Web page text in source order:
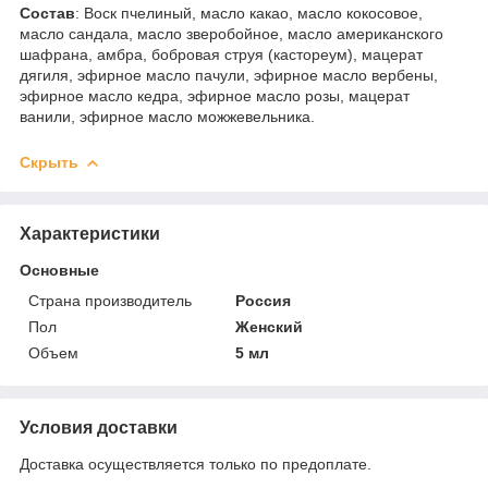
Состав: Воск пчелиный, масло какао, масло кокосовое,
масло сандала, масло зверобойное, масло американского
шафрана, амбра, бобровая струя (кастореум), мацерат
дягиля, эфирное масло пачули, эфирное масло вербены,
эфирное масло кедра, эфирное масло розы, мацерат
ванили, эфирное масло можжевельника.
Скрыть
Характеристики
Основные
Страна производитель
Россия
Пол
Женский
Объем
5 мл
Условия доставки
Доставка осуществляется только по предоплате.